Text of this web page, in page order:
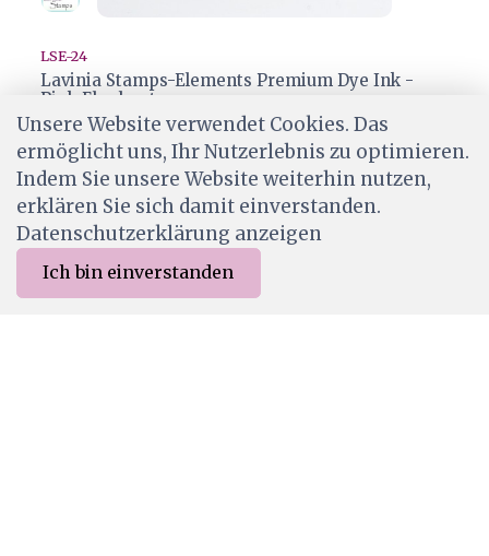
Merkliste Menu
LSE-24
Lavinia Stamps-Elements Premium Dye Ink -
Pink Elephant
CHF 7.50
Ab Lager
Unsere Website verwendet Cookies. Das
ermöglicht uns, Ihr Nutzerlebnis zu optimieren.
Indem Sie unsere Website weiterhin nutzen,
erklären Sie sich damit einverstanden.
Datenschutzerklärung anzeigen
Ich bin einverstanden